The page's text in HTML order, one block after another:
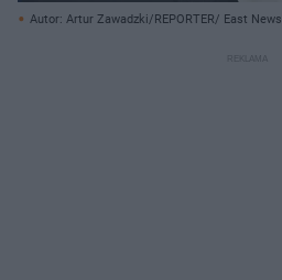
Autor: Artur Zawadzki/REPORTER/ East News